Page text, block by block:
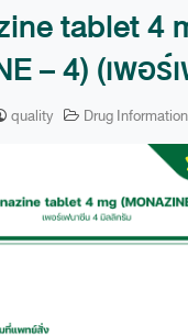
tablet 4
– 4) (เพอร์
quality Drug Information